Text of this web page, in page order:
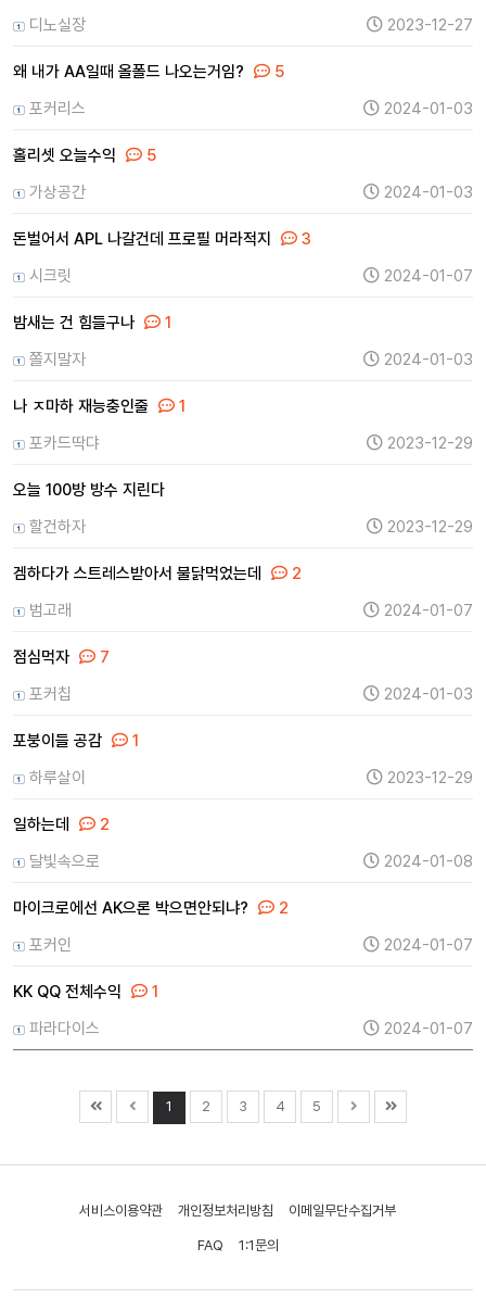
디노실장
2023-12-27
왜 내가 AA일때 올폴드 나오는거임?
5
포커리스
2024-01-03
홀리셋 오늘수익
5
가상공간
2024-01-03
돈벌어서 APL 나갈건데 프로필 머라적지
3
시크릿
2024-01-07
밤새는 건 힘들구나
1
쫄지말자
2024-01-03
나 ㅈ마하 재능충인줄
1
포카드딱댜
2023-12-29
오늘 100방 방수 지린다
할건하자
2023-12-29
겜하다가 스트레스받아서 불닭먹었는데
2
범고래
2024-01-07
점심먹자
7
포커칩
2024-01-03
포붕이들 공감
1
하루살이
2023-12-29
일하는데
2
달빛속으로
2024-01-08
마이크로에선 AK으론 박으면안되냐?
2
포커인
2024-01-07
KK QQ 전체수익
1
파라다이스
2024-01-07
1 2 3 4 5
서비스이용약관 개인정보처리방침 이메일무단수집거부
FAQ 1:1문의